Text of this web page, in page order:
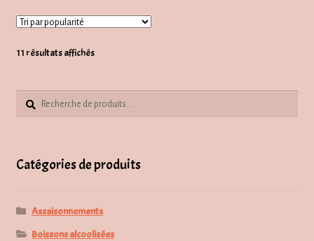
11 résultats affichésTrié
Recherche
Recherche
Catégories de produits
Assaisonnements
Boissons alcoolisées